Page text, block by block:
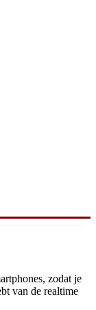
zodat je
van de realtime